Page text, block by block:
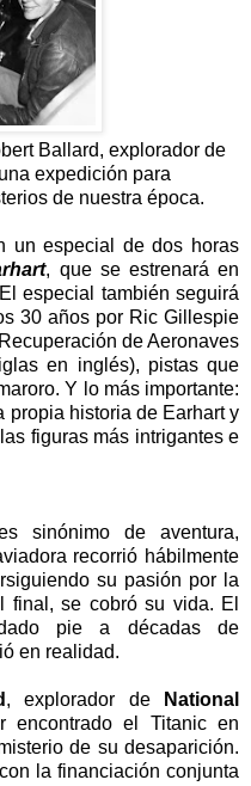
Ballard, explorador de
expedición para
de nuestra época.
un especial de dos horas
, que se estrenará en
especial también seguirá
30 años por Ric Gillespie
de Aeronaves
en inglés), pistas que
Y lo más importante:
propia historia de Earhart y
figuras más intrigantes e
sinónimo de aventura,
recorrió hábilmente
su pasión por la
final, se cobró su vida. El
pie a décadas de
en realidad.
, explorador de
National
encontrado el Titanic en
de su desaparición.
la financiación conjunta